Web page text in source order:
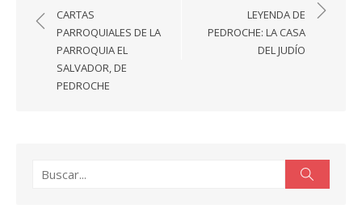
de
entradas
CARTAS
PARROQUIALES DE LA
PARROQUIA EL
SALVADOR, DE
PEDROCHE
LEYENDA DE
PEDROCHE: LA CASA
DEL JUDÍO
Buscar: